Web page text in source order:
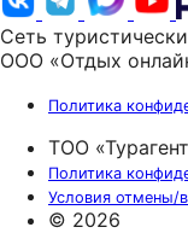
Сеть
ООО «Отдых
Политика
ТОО
Политика
Условия отмены/
© 2026